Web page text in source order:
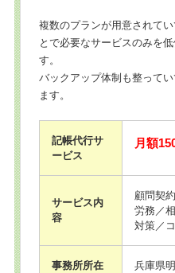
複数のプランが用意されて
とで必要なサービスのみを
す。
バックアップ体制も整って
ます。
記帳代行サ
ービス
月額
サービス内
容
顧問契
労務／
対策／
事務所所在
兵庫県